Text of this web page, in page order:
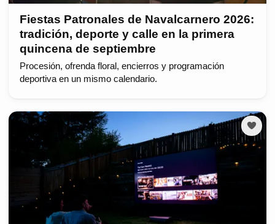
Fiestas Patronales de Navalcarnero 2026:
tradición, deporte y calle en la primera
quincena de septiembre
Procesión, ofrenda floral, encierros y programación
deportiva en un mismo calendario.